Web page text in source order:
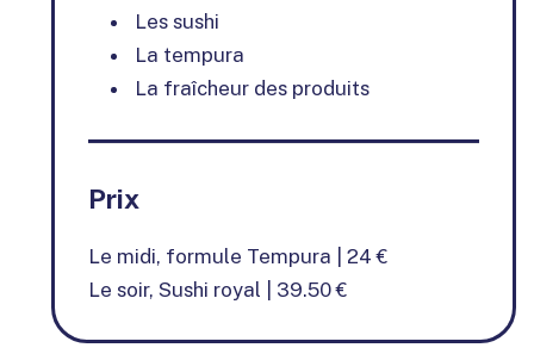
Les sushi
La tempura
La fraîcheur des produits
Prix
Le midi, formule Tempura | 24 €
Le soir, Sushi royal | 39.50 €